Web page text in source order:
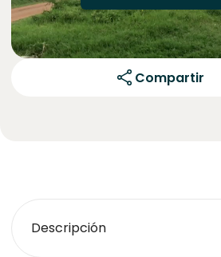
Compartir
Descripción